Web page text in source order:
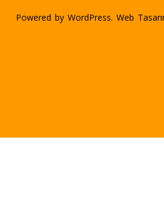
Powered by WordPress. Web